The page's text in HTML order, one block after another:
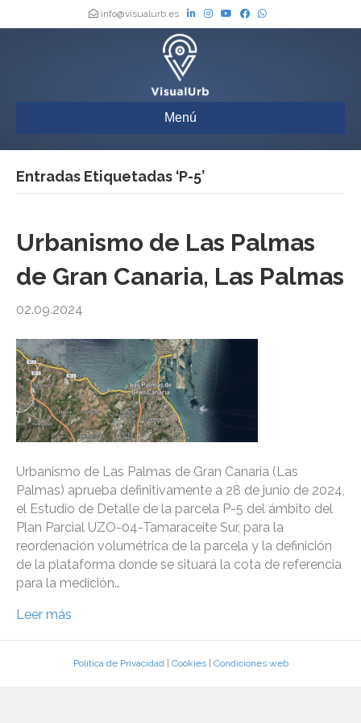
info@visualurb.es
Menú
Entradas Etiquetadas ‘P-5’
Urbanismo de Las Palmas
de Gran Canaria, Las Palmas
02.09.2024
Urbanismo de Las Palmas de Gran Canaria (Las
Palmas) aprueba definitivamente a 28 de junio de 2024,
el Estudio de Detalle de la parcela P-5 del ámbito del
Plan Parcial UZO-04-Tamaraceite Sur, para la
reordenación volumétrica de la parcela y la definición
de la plataforma donde se situará la cota de referencia
para la medición…
Leer más
Política de Privacidad| Cookies| Condiciones web